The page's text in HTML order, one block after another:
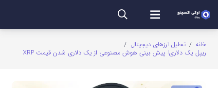
خانه / تحلیل ارزهای دیجیتال /
ریپل یک دلاری! پیش بینی هوش مصنوعی از یک دلاری شدن قیمت XRP